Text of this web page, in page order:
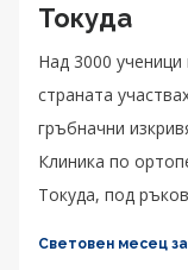
Токуда
Над 3000
страната
гръбначни
Клиника по
Токуда, под
Световен месец